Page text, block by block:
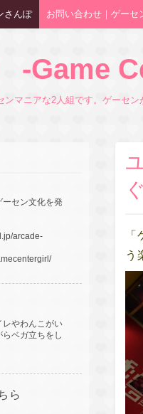
さんぽ お問い合わせ｜ゲーセ
-Game
マニアな2人組です。ゲーセ
う
セン文化を発
arcade-
やわんこがい
ベガ立ちをし
ら